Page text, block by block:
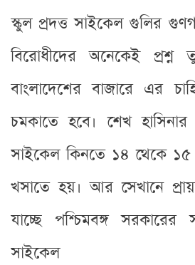
স্কুল প্রদত্ত সাইকেল গুলির
বিরোধীদের অনেকেই প্রশ্ন
বাংলাদেশের বাজারে এর
চমকাতে হবে। শেখ
সাইকেল কিনতে ১৪ থেকে ১৫
খসাতে হয়। আর সেখানে
যাচ্ছে পশ্চিমবঙ্গ সরকারের
সাইকেল